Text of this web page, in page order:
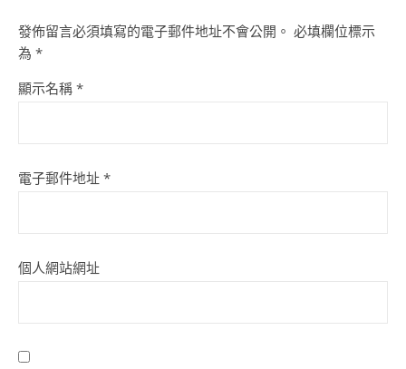
發佈留言必須填寫的電子郵件地址不會公開。 必填欄位標示
為 *
顯示名稱 *
電子郵件地址 *
個人網站網址